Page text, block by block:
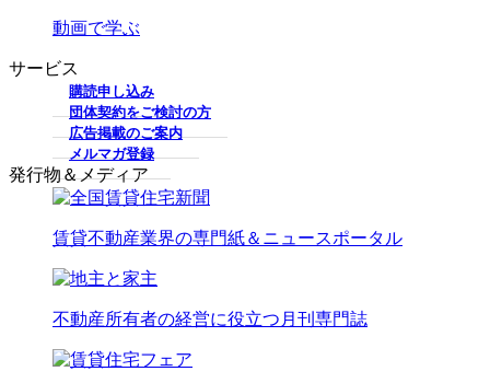
動画で学ぶ
サービス
購読申し込み
団体契約をご検討の方
広告掲載のご案内
メルマガ登録
発行物＆メディア
賃貸不動産業界の専門紙＆ニュースポータル
不動産所有者の経営に役立つ月刊専門誌